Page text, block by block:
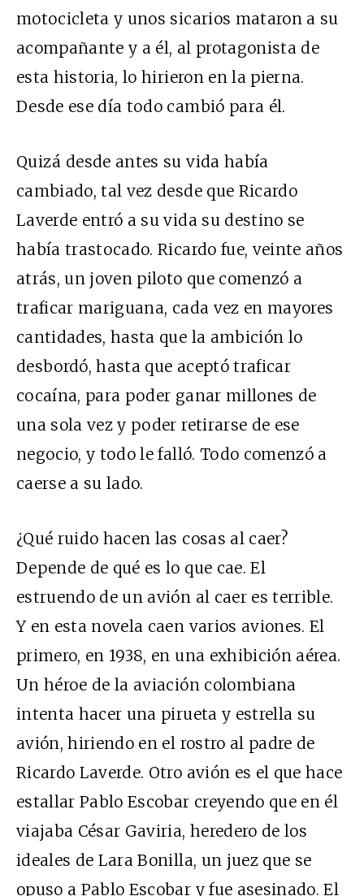
motocicleta y unos sicarios mataron a su
acompañante y a él, al protagonista de
esta historia, lo hirieron en la pierna.
Desde ese día todo cambió para él.
Quizá desde antes su vida había
cambiado, tal vez desde que Ricardo
Laverde entró a su vida su destino se
había trastocado. Ricardo fue, veinte años
atrás, un joven piloto que comenzó a
traficar mariguana, cada vez en mayores
cantidades, hasta que la ambición lo
desbordó, hasta que aceptó traficar
cocaína, para poder ganar millones de
una sola vez y poder retirarse de ese
negocio, y todo le falló. Todo comenzó a
caerse a su lado.
¿Qué ruido hacen las cosas al caer?
Depende de qué es lo que cae. El
estruendo de un avión al caer es terrible.
Y en esta novela caen varios aviones. El
primero, en 1938, en una exhibición aérea.
Un héroe de la aviación colombiana
intenta hacer una pirueta y estrella su
avión, hiriendo en el rostro al padre de
Ricardo Laverde. Otro avión es el que hace
estallar Pablo Escobar creyendo que en él
viajaba César Gaviria, heredero de los
ideales de Lara Bonilla, un juez que se
opuso a Pablo Escobar y fue asesinado. El